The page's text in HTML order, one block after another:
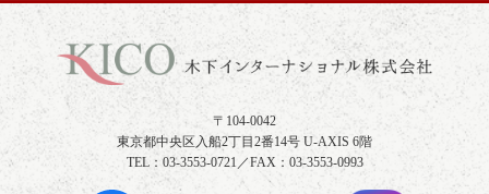
〒104-0042
東京都中央区入船2丁目2番14号 U-AXIS 6階
TEL：03-3553-0721／FAX：03-3553-0993